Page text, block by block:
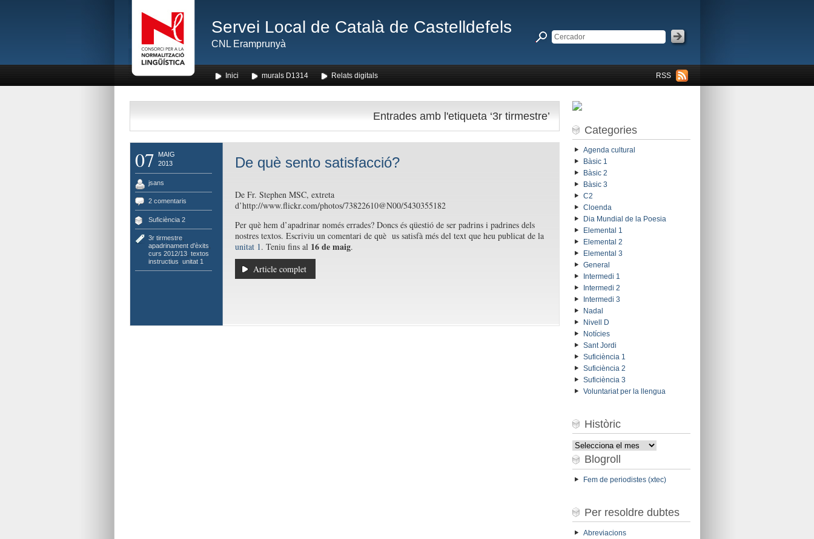
Servei Local de Català de Castelldefels
CNL Eramprunyà
RSS
Inici murals D1314 Relats digitals
Entrades amb l'etiqueta ‘3r tirmestre’
07
MAIG
2013
jsans
2 comentaris
Suficiència 2
3r tirmestre,
apadrinament d'èxits
curs 2012/13, textos
instructius unitat 1
De què sento satisfacció?
De Fr. Stephen MSC, extreta
d’http://www.flickr.com/photos/73822610@N00/5430355182
Per què hem d’apadrinar només errades? Doncs és qüestió de ser padrins i padrines dels
nostres textos. Escriviu un comentari de què us satisfà més del text que heu publicat de la
unitat 1. Teniu fins al 16 de maig.
Article complet
Categories
Agenda cultural
Bàsic 1
Bàsic 2
Bàsic 3
C2
Cloenda
Dia Mundial de la Poesia
Elemental 1
Elemental 2
Elemental 3
General
Intermedi 1
Intermedi 2
Intermedi 3
Nadal
Nivell D
Notícies
Sant Jordi
Suficiència 1
Suficiència 2
Suficiència 3
Voluntariat per la llengua
Històric
Històric
Blogroll
Fem de periodistes (xtec)
Per resoldre dubtes
Abreviacions